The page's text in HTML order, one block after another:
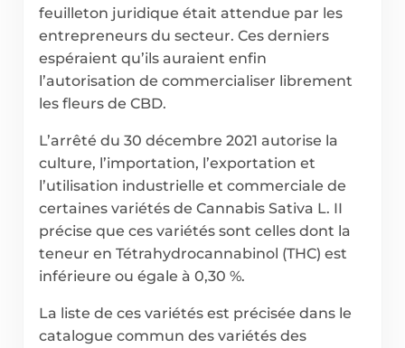
feuilleton juridique était attendue par les
entrepreneurs du secteur. Ces derniers
espéraient qu’ils auraient enfin
l’autorisation de commercialiser librement
les fleurs de CBD.
L’arrêté du 30 décembre 2021 autorise la
culture, l’importation, l’exportation et
l’utilisation industrielle et commerciale de
certaines variétés de Cannabis Sativa L. II
précise que ces variétés sont celles dont la
teneur en Tétrahydrocannabinol (THC) est
inférieure ou égale à 0,30 %.
La liste de ces variétés est précisée dans le
catalogue commun des variétés des